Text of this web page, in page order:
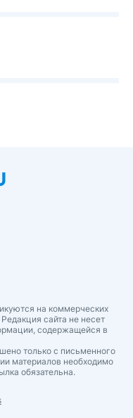
на коммерческих
сайта не несет
содержащейся в
только с письменного
материалов необходимо
обязательна.